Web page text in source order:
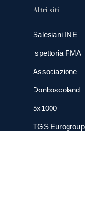
Altri siti
Salesiani INE
Ispettoria FMA
Associazione
Donboscoland
5x1000
TGS Eurogroup